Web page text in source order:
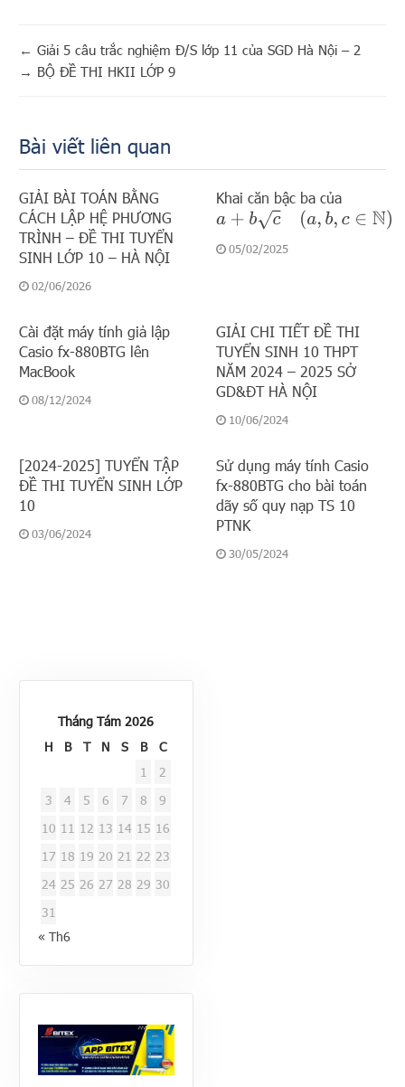
← Giải 5 câu trắc nghiệm Đ/S lớp 11 của SGD Hà Nội – 2
→ BỘ ĐỀ THI HKII LỚP 9
Bài viết liên quan
GIẢI BÀI TOÁN BẰNG
CÁCH LẬP HỆ PHƯƠNG
TRÌNH – ĐỀ THI TUYỂN
SINH LỚP 10 – HÀ NỘI
02/06/2026
Khai căn bậc ba của
a+bc (a, b,c N)
05/02/2025
Cài đặt máy tính giả lập
Casio fx-880BTG lên
MacBook
08/12/2024
GIẢI CHI TIẾT ĐỀ THI
TUYỂN SINH 10 THPT
NĂM 2024 – 2025 SỞ
GD&ĐT HÀ NỘI
10/06/2024
[2024-2025] TUYỂN TẬP
ĐỀ THI TUYỂN SINH LỚP
10
03/06/2024
Sử dụng máy tính Casio
fx-880BTG cho bài toán
dãy số quy nạp TS 10
PTNK
30/05/2024
Tháng Tám 2026
H
B T N S B
C
1
2
3
4 5 6 7 8
9
10 11 12 13 14 15 16
17 18 19 20 21 22 23
24 25 26 27 28 29 30
31
« Th6